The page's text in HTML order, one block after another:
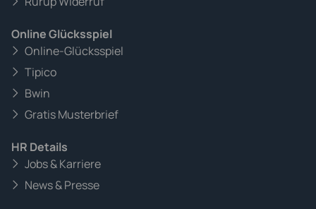
Online Glücksspiel
Online-Glücksspiel
Tipico
Bwin
Gratis Musterbrief
HR Details
Jobs & Karriere
News & Presse